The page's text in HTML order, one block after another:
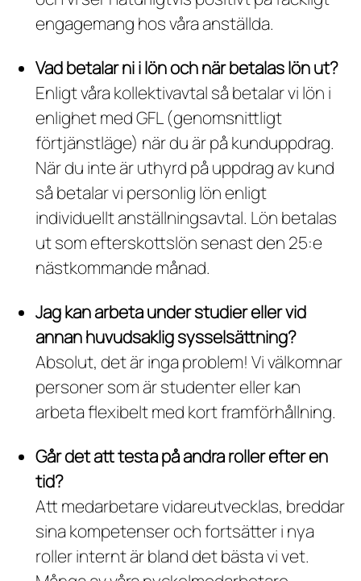
engagemang hos våra anställda.
Vad betalar ni i lön och när betalas lön ut?
Enligt våra kollektivavtal så betalar vi lön i
enlighet med GFL (genomsnittligt
förtjänstläge) när du är på kunduppdrag.
När du inte är uthyrd på uppdrag av kund
så betalar vi personlig lön enligt
individuellt anställningsavtal. Lön betalas
ut som efterskottslön senast den 25:e
nästkommande månad.
Jag kan arbeta under studier eller vid
annan huvudsaklig sysselsättning?
Absolut, det är inga problem! Vi välkomnar
personer som är studenter eller kan
arbeta flexibelt med kort framförhållning.
Går det att testa på andra roller efter en
tid?
Att medarbetare vidareutvecklas, breddar
sina kompetenser och fortsätter i nya
roller internt är bland det bästa vi vet.